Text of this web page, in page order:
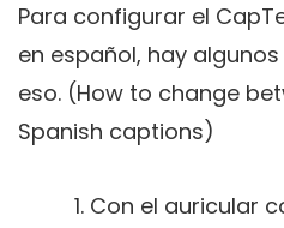
Para configurar el
en español, hay
eso. (How to change
Spanish captions)
Con el auricular